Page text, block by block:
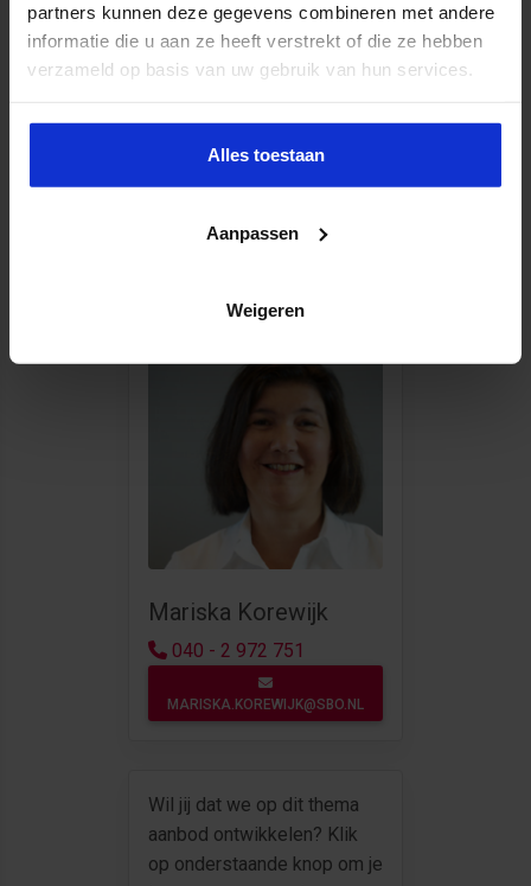
partners kunnen deze gegevens combineren met andere
informatie die u aan ze heeft verstrekt of die ze hebben
verzameld op basis van uw gebruik van hun services.
Alles toestaan
Aanpassen
Weigeren
Onze privacy-policy
Contactinformatie
& Stakeholdermanagement?
Mariska Korewijk
040 - 2 972 751
MARISKA.KOREWIJK@SBO.NL
Wil jij dat we op dit thema
aanbod ontwikkelen? Klik
op onderstaande knop om je